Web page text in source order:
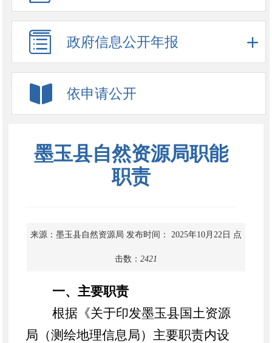
政府信息公开年报
依申请公开
墨玉县自然资源局职能
职责
来源：墨玉县自然资源局 发布时间： 2025年10月22日 点
击数： 2421
一、主要职责
根据《关于印发墨玉县国土资源
局（测绘地理信息局）主要职责内设